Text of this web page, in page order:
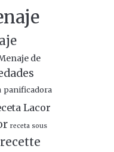
de
panificadora
Lacor
receta sous
recette